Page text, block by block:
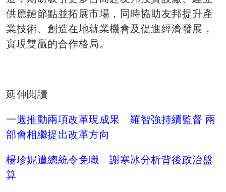
供應鏈節點並拓展市場，同時協助友邦提升產
業技術、創造在地就業機會及促進經濟發展，
實現雙贏的合作格局。
延伸閱讀
一週推動兩項改革現成果 羅智強持續監督 兩
部會相繼提出改革方向
楊珍妮遭總統令免職 謝寒冰分析背後政治盤
算